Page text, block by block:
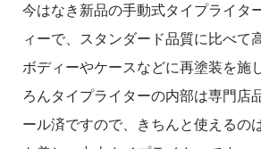
今はなき新品の手動式タイプライタ
ィーで、スタンダード品質に比べて
ボディーやケースなどに再塗装を施
ろんタイプライターの内部は専門店
ール済ですので、きちんと使えるの